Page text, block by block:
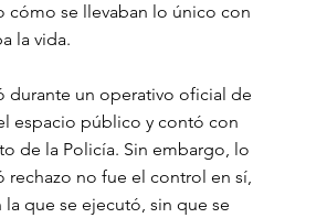
cómo se llevaban lo único con
la vida.
durante un operativo oficial de
espacio público y contó con
de la Policía. Sin embargo, lo
rechazo no fue el control en sí,
la que se ejecutó, sin que se